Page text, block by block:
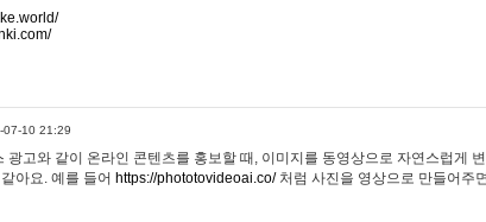
07-10 21:29
광고와 같이 온라인 콘텐츠를 홍보할 때, 이미지를 동영상으로 자연스럽게
아요. 예를 들어 https://phototovideoai.co/처럼 사진을 영상으로 만들어주